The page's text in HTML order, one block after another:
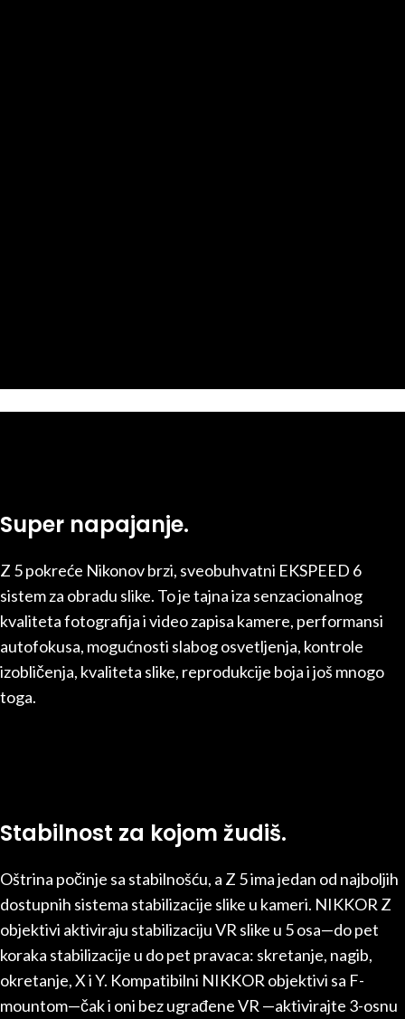
Super napajanje.
Z 5 pokreće Nikonov brzi, sveobuhvatni EKSPEED 6
sistem za obradu slike. To je tajna iza senzacionalnog
kvaliteta fotografija i video zapisa kamere, performansi
autofokusa, mogućnosti slabog osvetljenja, kontrole
izobličenja, kvaliteta slike, reprodukcije boja i još mnogo
toga.
Stabilnost za kojom žudiš.
Oštrina počinje sa stabilnošću, a Z 5 ima jedan od najboljih
dostupnih sistema stabilizacije slike u kameri. NIKKOR Z
objektivi aktiviraju stabilizaciju VR slike u 5 osa—do pet
koraka stabilizacije u do pet pravaca: skretanje, nagib,
okretanje, X i Y. Kompatibilni NIKKOR objektivi sa F-
mountom—čak i oni bez ugrađene VR —aktivirajte 3-osnu